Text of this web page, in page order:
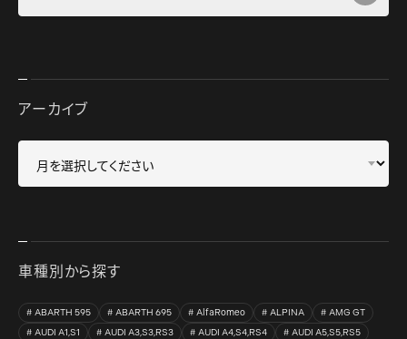
アーカイブ
車種別から探す
ABARTH 595 ABARTH 695 AlfaRomeo ALPINA
AMG GT
AUDI A1,S1
AUDI A3,S3,RS3 AUDI A4,S4,RS4
AUDI A5,S5,RS5